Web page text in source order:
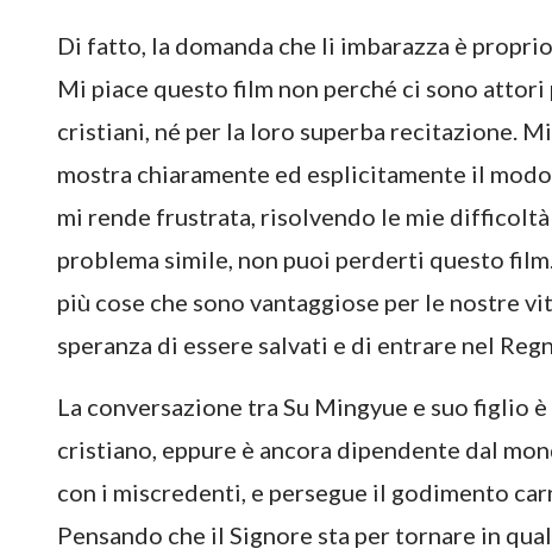
Di fatto, la domanda che li imbarazza è
Mi piace questo film non perché ci sono
cristiani, né per la loro superba recitazione.
mostra chiaramente ed esplicitamente il
mi rende frustrata, risolvendo le mie
problema simile, non puoi perderti questo
più cose che sono vantaggiose per le nostre
speranza di essere salvati e di entrare nel
La conversazione tra Su Mingyue e suo figlio
cristiano, eppure è ancora dipendente dal
con i miscredenti, e persegue il godimento
Pensando che il Signore sta per tornare in